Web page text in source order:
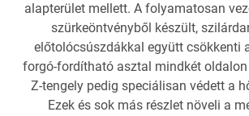
alapterület mellett. A folyamatosan
szürkeöntvényből készült,
előtolócsúszdákkal együtt csökkenti
forgó-fordítható asztal mindkét
Z-tengely pedig speciálisan védett a
Ezek és sok más részlet növeli a